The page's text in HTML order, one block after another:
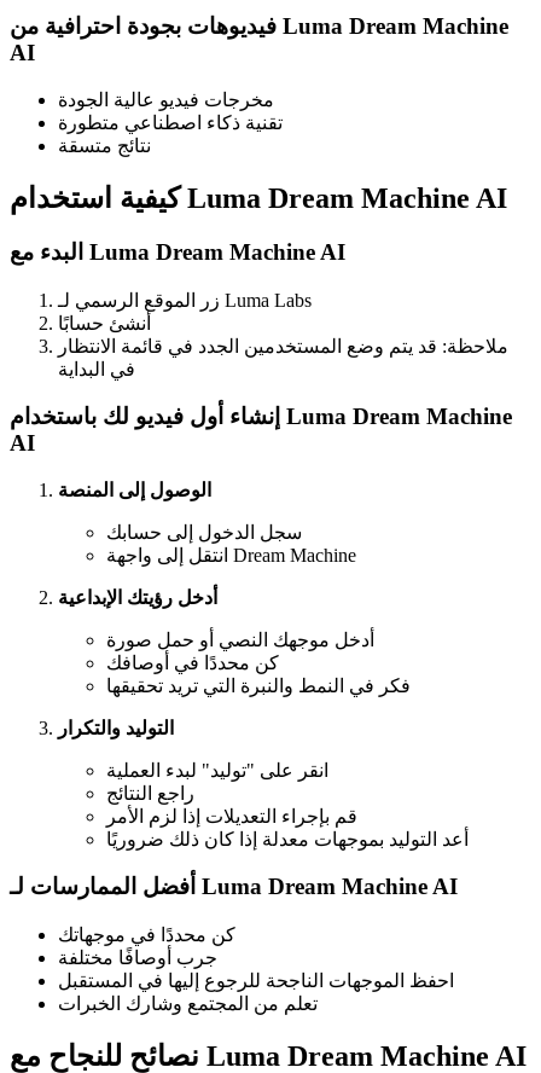
فيديوهات بجودة احترافية من Luma Dream Machine
AI
مخرجات فيديو عالية الجودة
تقنية ذكاء اصطناعي متطورة
نتائج متسقة
كيفية استخدام Luma Dream Machine AI
البدء مع Luma Dream Machine AI
زر الموقع الرسمي لـ Luma Labs
أنشئ حسابًا
ملاحظة: قد يتم وضع المستخدمين الجدد في قائمة الانتظار
في البداية
إنشاء أول فيديو لك باستخدام Luma Dream Machine
AI
الوصول إلى المنصة
سجل الدخول إلى حسابك
انتقل إلى واجهة Dream Machine
أدخل رؤيتك الإبداعية
أدخل موجهك النصي أو حمل صورة
كن محددًا في أوصافك
فكر في النمط والنبرة التي تريد تحقيقها
التوليد والتكرار
انقر على "توليد" لبدء العملية
راجع النتائج
قم بإجراء التعديلات إذا لزم الأمر
أعد التوليد بموجهات معدلة إذا كان ذلك ضروريًا
أفضل الممارسات لـ Luma Dream Machine AI
كن محددًا في موجهاتك
جرب أوصافًا مختلفة
احفظ الموجهات الناجحة للرجوع إليها في المستقبل
تعلم من المجتمع وشارك الخبرات
نصائح للنجاح مع Luma Dream Machine AI